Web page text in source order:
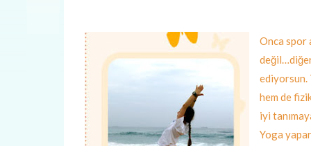
Onca spor
ediyorsun.
hem de
iyi
Yoga